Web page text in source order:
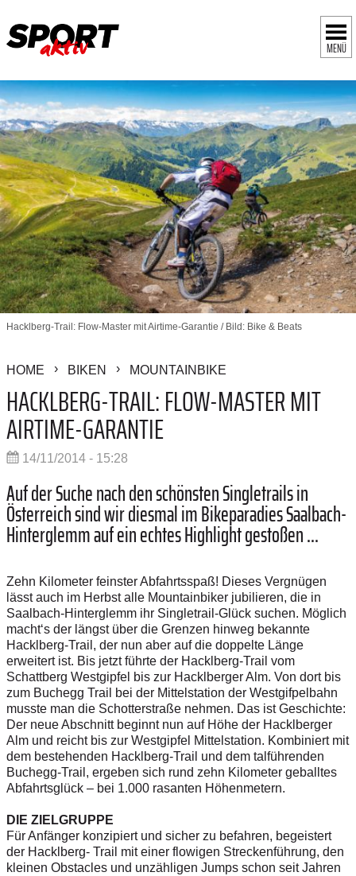
MENÜ
Hacklberg-Trail: Flow-Master mit Airtime-Garantie / Bild: Bike & Beats
HOME BIKEN MOUNTAINBIKE
HACKLBERG-TRAIL: FLOW-MASTER MIT
AIRTIME-GARANTIE
14/11/2014 - 15:28
Auf der Suche nach den schönsten Singletrails in
Österreich sind wir diesmal im Bikeparadies Saalbach-
Hinterglemm auf ein echtes Highlight gestoßen ...
Zehn Kilometer feinster Abfahrtsspaß! Dieses Vergnügen
lässt auch im Herbst alle Mountainbiker jubilieren, die in
Saalbach-Hinterglemm ihr Singletrail-Glück suchen. Möglich
macht‘s der längst über die Grenzen hinweg bekannte
Hacklberg-Trail, der nun aber auf die doppelte Länge
erweitert ist. Bis jetzt führte der Hacklberg-Trail vom
Schattberg Westgipfel bis zur Hacklberger Alm. Von dort bis
zum Buchegg Trail bei der Mittelstation der Westgifpelbahn
musste man die Schotterstraße nehmen. Das ist Geschichte:
Der neue Abschnitt beginnt nun auf Höhe der Hacklberger
Alm und reicht bis zur Westgipfel Mittelstation. Kombiniert mit
dem bestehenden Hacklberg-Trail und dem talführenden
Buchegg-Trail, ergeben sich rund zehn Kilometer geballtes
Abfahrtsglück – bei 1.000 rasanten Höhenmetern.
DIE ZIELGRUPPE
Für Anfänger konzipiert und sicher zu befahren, begeistert
der Hacklberg- Trail mit einer flowigen Streckenführung, den
kleinen Obstacles und unzähligen Jumps schon seit Jahren